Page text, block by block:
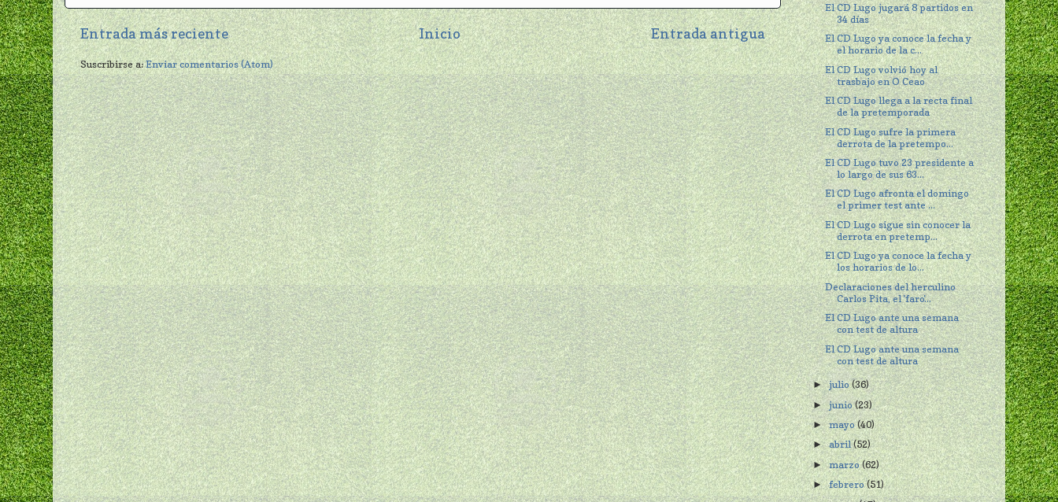
Entrada más reciente Entrada antigua
Inicio
Suscribirse a:Enviar comentarios (Atom)
El CD Lugo jugará 8 partidos en
34 días
El CD Lugo ya conoce la fecha y
el horario de la c...
El CD Lugo volvió hoy al
trasbajo en O Ceao
El CD Lugo llega a la recta final
de la pretemporada
El CD Lugo sufre la primera
derrota de la pretempo...
El CD Lugo tuvo 23 presidente a
lo largo de sus 63...
El CD Lugo afronta el domingo
el primer test ante ...
El CD Lugo sigue sin conocer la
derrota en pretemp...
El CD Lugo ya conoce la fecha y
los horarios de lo...
Declaraciones del herculino
Carlos Pita, el 'faro'...
El CD Lugo ante una semana
con test de altura
El CD Lugo ante una semana
con test de altura
►julio(36)
►junio(23)
►mayo(40)
►abril(52)
►marzo(62)
►febrero(51)